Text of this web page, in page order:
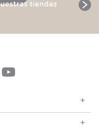
tiendas
+
+